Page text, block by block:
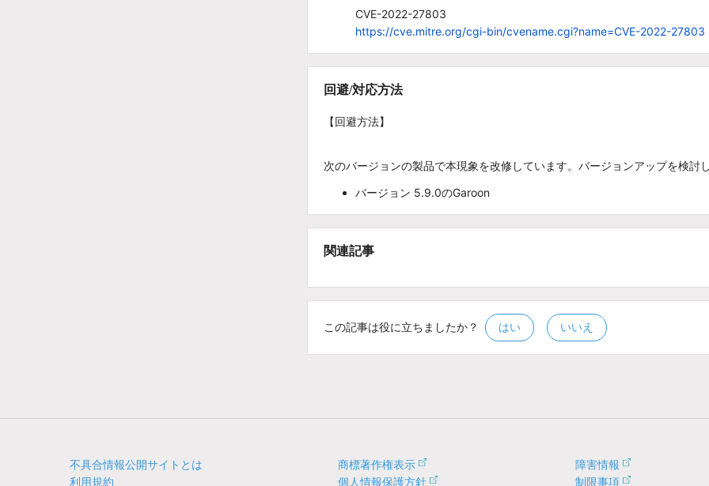
CVE-2022-27803
https://cve.mitre.org/cgi-bin/cvename.cgi?name=CVE-2022-27803
回避/対応方法
【回避方法】
次のバージョンの製品で本現象を改修しています。バージョンアップを検討
バージョン 5.9.0のGaroon
関連記事
この記事は役に立ちましたか？ はい いいえ
不具合情報公開サイトとは
利用規約
商標著作権表示
個人情報保護方針
障害情報
制限事項